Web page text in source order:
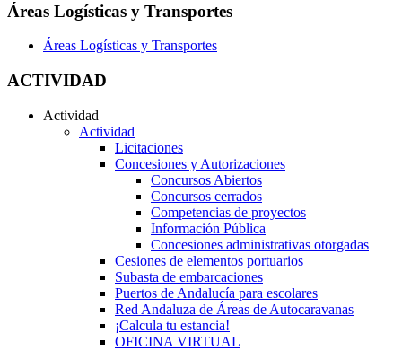
Áreas Logísticas y Transportes
Áreas Logísticas y Transportes
ACTIVIDAD
Actividad
Actividad
Licitaciones
Concesiones y Autorizaciones
Concursos Abiertos
Concursos cerrados
Competencias de proyectos
Información Pública
Concesiones administrativas otorgadas
Cesiones de elementos portuarios
Subasta de embarcaciones
Puertos de Andalucía para escolares
Red Andaluza de Áreas de Autocaravanas
¡Calcula tu estancia!
OFICINA VIRTUAL